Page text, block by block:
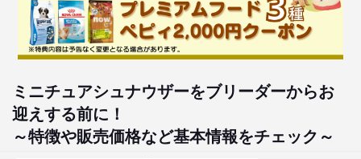
ミニチュアシュナウザーをブリーダーからお
迎えする前に！
～特徴や販売価格など基本情報をチェック～